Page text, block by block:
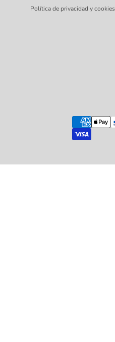
Política de privacidad y cookies